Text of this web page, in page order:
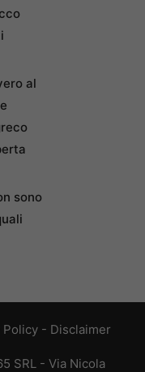
al
sono
Policy - Disclaimer
SRL - Via Nicola